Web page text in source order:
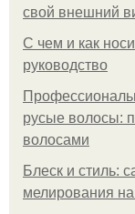
свой внешний
С чем и как
руководство
русые волосы:
волосами
Блеск и стиль:
мелирования